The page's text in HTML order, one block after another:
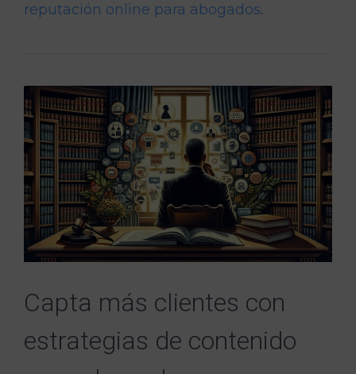
reputación online para abogados.
Capta más clientes con
estrategias de contenido